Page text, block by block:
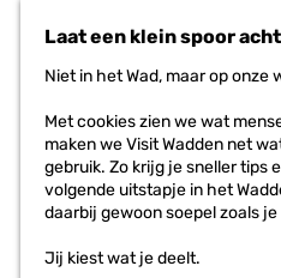
Laat een klein spoor
Niet in het Wad, maar op onze
Met cookies zien we wat
maken we Visit Wadden net
gebruik. Zo krijg je sneller tips
volgende uitstapje in het
daarbij gewoon soepel zoals
Jij kiest wat je deelt.
i